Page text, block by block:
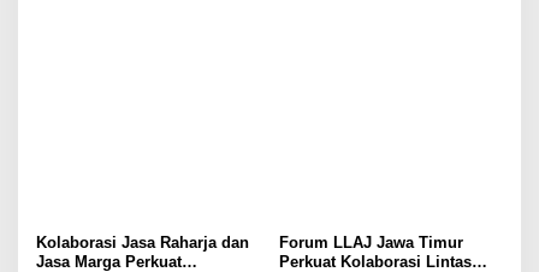
Kolaborasi Jasa Raharja dan
Jasa Marga Perkuat
Forum LLAJ Jawa Timur
Perkuat Kolaborasi Lintas